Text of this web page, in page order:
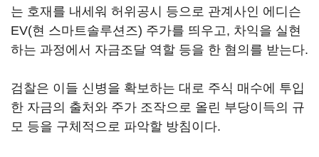
는 호재를 내세워 허위공시 등으로 관계사인 에디슨
EV(현 스마트솔루션즈) 주가를 띄우고, 차익을 실현
하는 과정에서 자금조달 역할 등을 한 혐의를 받는다.
검찰은 이들 신병을 확보하는 대로 주식 매수에 투입
한 자금의 출처와 주가 조작으로 올린 부당이득의 규
모 등을 구체적으로 파악할 방침이다.